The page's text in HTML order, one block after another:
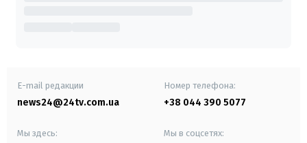
E-mail редакции
news24@24tv.com.ua
Номер телефона:
+38 044 390 5077
Мы здесь: Мы в соцсетях: